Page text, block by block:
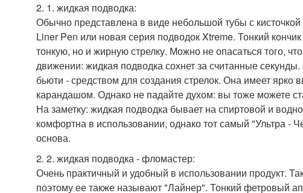
2. 1. жидкая подводка:
Обычно представлена в виде небольшой тубы с
Liner Pen или новая серия подводок Xtreme. Тонкий
тонкую, но и жирную стрелку. Можно не опасаться того,
движении: жидкая подводка сохнет за считанные
бьюти - средством для создания стрелок. Она имеет
карандашом. Однако не падайте духом: вы тоже можете
На заметку: жидкая подводка бывает на спиртовой и
комфортна в использовании, однако тот самый "Ультра -
основа.
2. 2. жидкая подводка - фломастер:
Очень практичный и удобный в использовании продукт.
поэтому ее также называют "Лайнер". Тонкий фетровый